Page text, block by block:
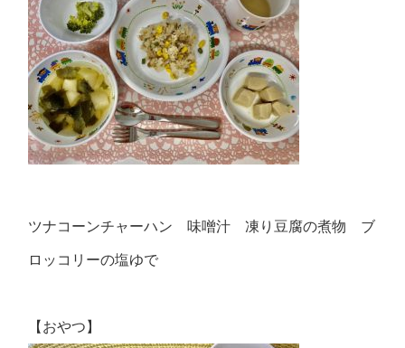
ツナコーンチャーハン 味噌汁 凍り豆腐の煮物 ブ
ロッコリーの塩ゆで
【おやつ】